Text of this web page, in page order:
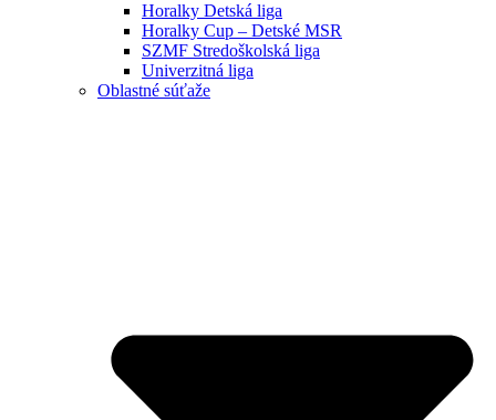
Horalky Detská liga
Horalky Cup – Detské MSR
SZMF Stredoškolská liga
Univerzitná liga
Oblastné súťaže